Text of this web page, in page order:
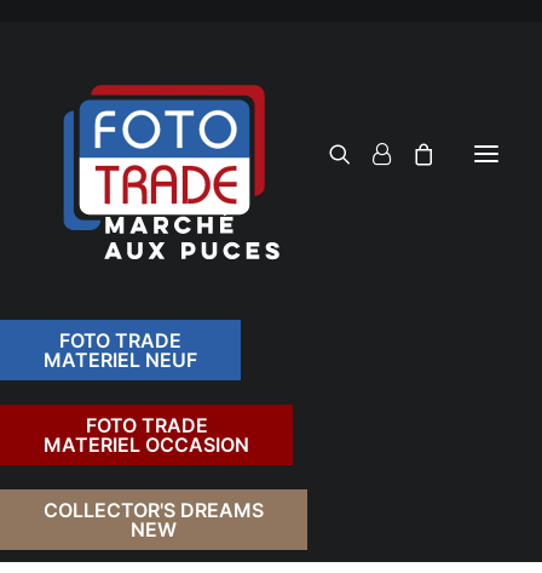
FOTO TRADE
MATERIEL NEUF
FOTO TRADE
MATERIEL OCCASION
COLLECTOR'S DREAMS
NEW
RETOUR